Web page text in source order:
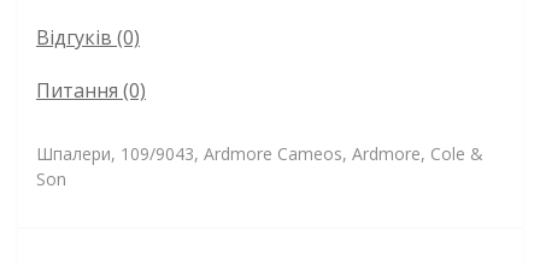
Відгуків (0)
Питання (0)
Шпалери, 109/9043, Ardmore Cameos, Ardmore, Cole &
Son